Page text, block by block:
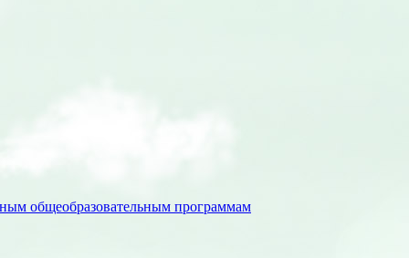
общеобразовательным программам